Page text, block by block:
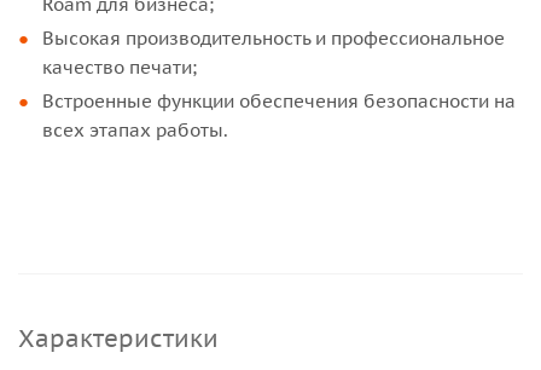
Высокая производительность и профессиональное
качество печати;
Встроенные функции обеспечения безопасности на
всех этапах работы.
Характеристики